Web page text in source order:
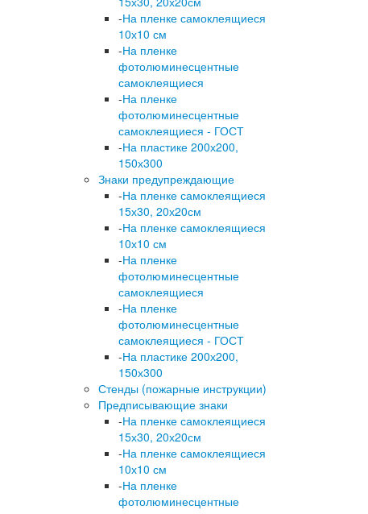
-На пленке самоклеящиеся
10х10 см
-На пленке
фотолюминесцентные
самоклеящиеся
-На пленке
фотолюминесцентные
самоклеящиеся - ГОСТ
-На пластике 200х200,
150х300
Знаки предупреждающие
-На пленке самоклеящиеся
15х30, 20х20см
-На пленке самоклеящиеся
10х10 см
-На пленке
фотолюминесцентные
самоклеящиеся
-На пленке
фотолюминесцентные
самоклеящиеся - ГОСТ
-На пластике 200х200,
150х300
Стенды (пожарные инструкции)
Предписывающие знаки
-На пленке самоклеящиеся
15х30, 20х20см
-На пленке самоклеящиеся
10х10 см
-На пленке
фотолюминесцентные